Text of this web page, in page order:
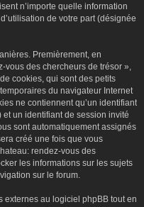
n’importe quelle information
de votre part (désignée
Premièrement, en
vous des chercheurs de trésor »,
cookies, qui sont des petits
du navigateur Internet
ne contiennent qu’un identifiant
un identifiant de session invité
sont automatiquement assignés
créé une fois que vous
rendez-vous des
les informations sur les sujets
sur le forum.
externes au logiciel phpBB tout en